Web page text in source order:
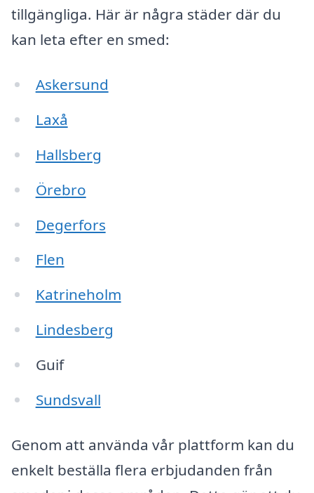
tillgängliga. Här är några städer där du
kan leta efter en smed:
Askersund
Laxå
Hallsberg
Örebro
Degerfors
Flen
Katrineholm
Lindesberg
Guif
Sundsvall
Genom att använda vår plattform kan du
enkelt beställa flera erbjudanden från